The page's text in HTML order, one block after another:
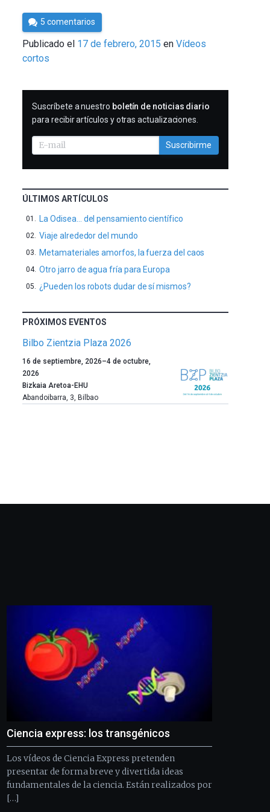
Por
César
Tomé
5 comentarios
Publicado el 17 de febrero, 2015 enVídeos
cortos
SUSCRIBIRME
Suscríbete a nuestro boletín de noticias diario
para recibir artículos y otras actualizaciones.
Suscribirme
ÚLTIMOS ARTÍCULOS
La Odisea… del pensamiento científico
Viaje alrededor del mundo
Metamateriales amorfos, la fuerza del caos
Otro jarro de agua fría para Europa
¿Pueden los robots dudar de sí mismos?
PRÓXIMOS EVENTOS
Bilbo Zientzia Plaza 2026
Un
año
más,
Bilbao
de
que
llenará
la
ciudad
conferencias,
docufórums
y
espectáculos
de
ciencia
16 de septiembre, 2026–4 de octubre,
2026
Bizkaia Aretoa-EHU
Abandoibarra, 3, Bilbao
Ciencia express: los transgénicos
Los vídeos de Ciencia Express pretenden
presentar de forma breve y divertida ideas
fundamentales de la ciencia. Están realizados por
[…]